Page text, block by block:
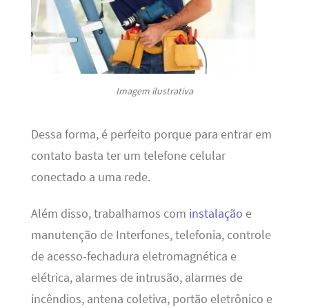
Imagem ilustrativa
Dessa forma, é perfeito porque para entrar em
contato basta ter um telefone celular
conectado a uma rede.
Além disso, trabalhamos com instalação e
manutenção de Interfones, telefonia, controle
de acesso-fechadura eletromagnética e
elétrica, alarmes de intrusão, alarmes de
incêndios, antena coletiva, portão eletrônico e